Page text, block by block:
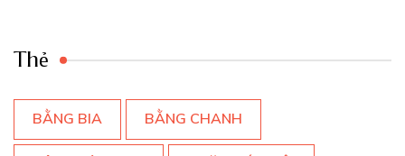
Thẻ
BẰNG BIA BẰNG CHANH